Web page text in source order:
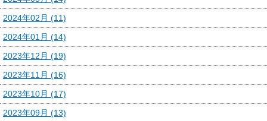
2024年02月 (11)
2024年01月 (14)
2023年12月 (19)
2023年11月 (16)
2023年10月 (17)
2023年09月 (13)